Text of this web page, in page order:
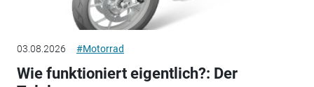
03.08.2026 #Motorrad
Wie funktioniert eigentlich?: Der